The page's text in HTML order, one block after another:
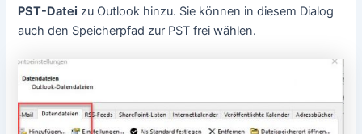
PST-Datei zu Outlook hinzu. Sie können in diesem Dialog
auch den Speicherpfad zur PST frei wählen.